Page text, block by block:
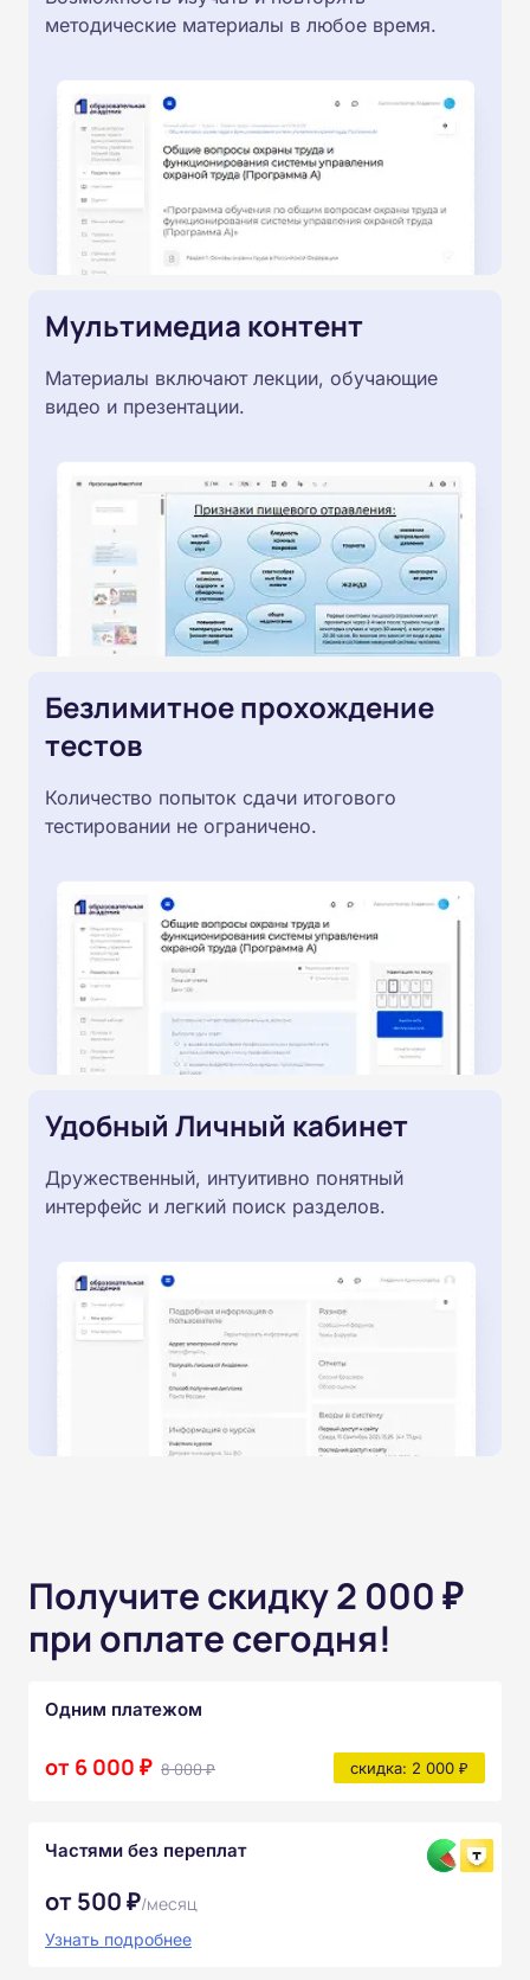
методические материалы в любое время.
Мультимедиа контент
Материалы включают лекции, обучающие
видео и презентации.
Безлимитное прохождение
тестов
Количество попыток сдачи итогового
тестировании не ограничено.
Удобный Личный кабинет
Дружественный, интуитивно понятный
интерфейс и легкий поиск разделов.
Получите скидку 2 000 ₽
при оплате сегодня!
Одним платежом
от 6 000 ₽ 8 000 ₽ скидка: 2 000 ₽
Частями без переплат
от 500 ₽/месяц
Узнать подробнее